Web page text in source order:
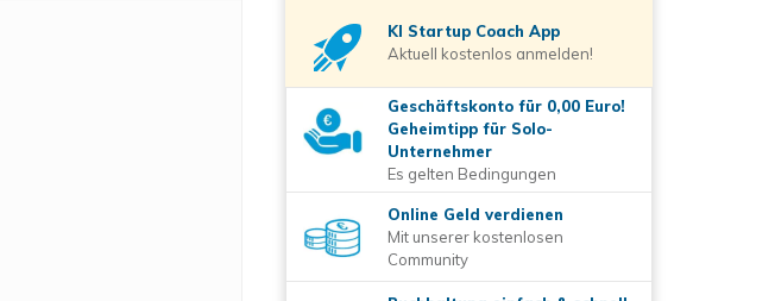
KI Startup Coach App
Aktuell kostenlos anmelden!
Geschäftskonto für 0,00 Euro!
Geheimtipp für Solo-
Unternehmer
Es gelten Bedingungen
Online Geld verdienen
Mit unserer kostenlosen
Community